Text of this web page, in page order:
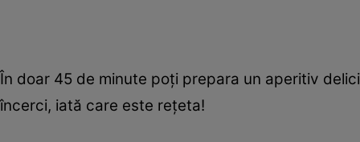
În doar 45 de minute poţi prepara un aperitiv
încerci, iată care este reţeta!